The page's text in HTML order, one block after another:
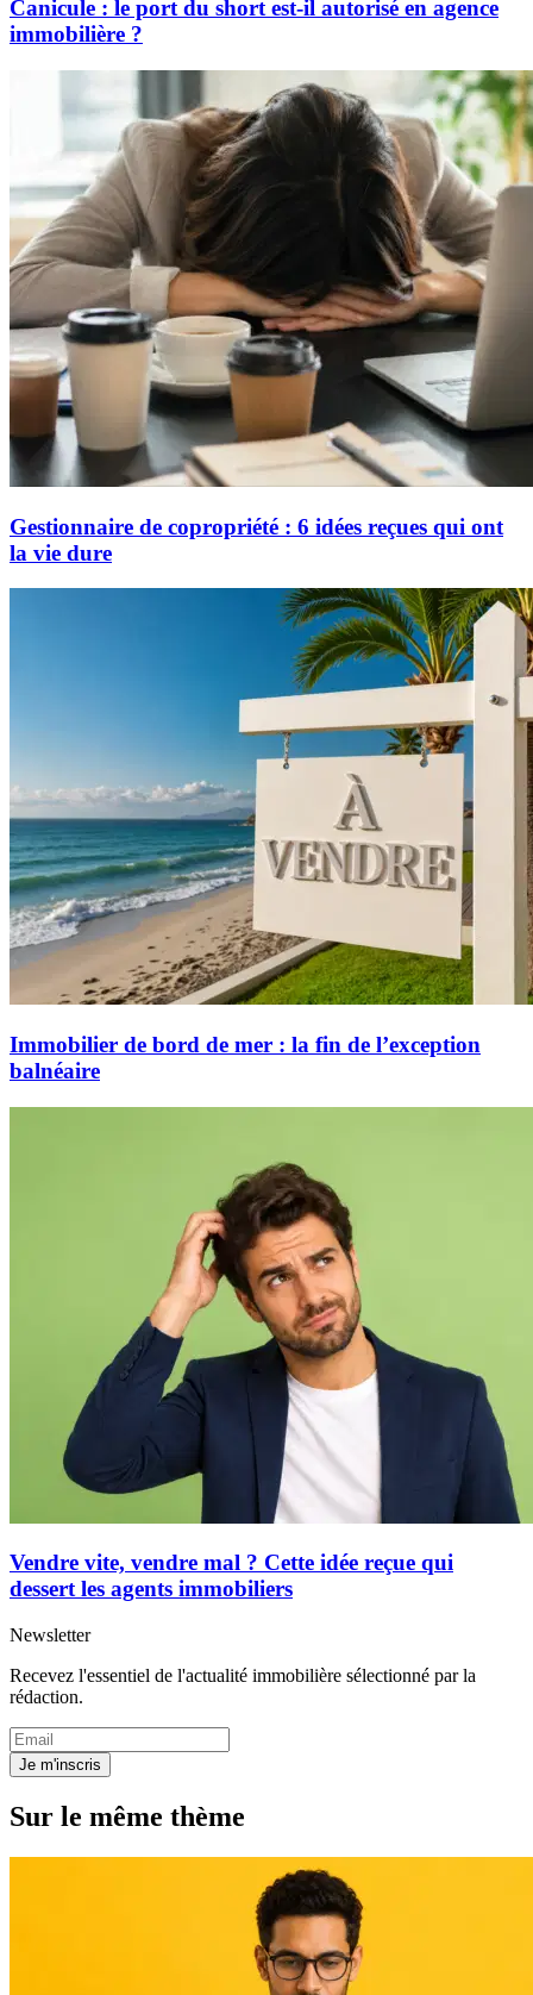
Canicule : le port du short est-il autorisé en agence
immobilière ?
Gestionnaire de copropriété : 6 idées reçues qui ont
la vie dure
Immobilier de bord de mer : la fin de l’exception
balnéaire
Vendre vite, vendre mal ? Cette idée reçue qui
dessert les agents immobiliers
Newsletter
Recevez l'essentiel de l'actualité immobilière sélectionné par la
rédaction.
Je m'inscris
Sur le même thème